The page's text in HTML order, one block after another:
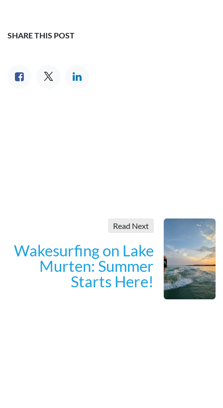
SHARE THIS POST
Read Next
Wakesurfing on Lake
Murten: Summer
Starts Here!